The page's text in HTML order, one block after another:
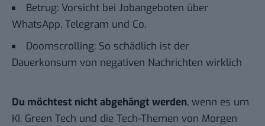
Betrug: Vorsicht bei Jobangeboten über
WhatsApp, Telegram und Co.
Doomscrolling: So schädlich ist der
Dauerkonsum von negativen Nachrichten wirklich
Du möchtest nicht abgehängt werden, wenn es um
KI, Green Tech und die Tech-Themen von Morgen